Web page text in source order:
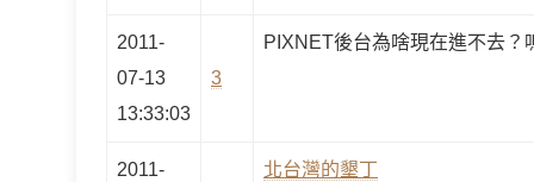
2011-
07-13
13:33:03
3
PIXNET後台為啥現在進不去？
2011-
北台灣的墾丁